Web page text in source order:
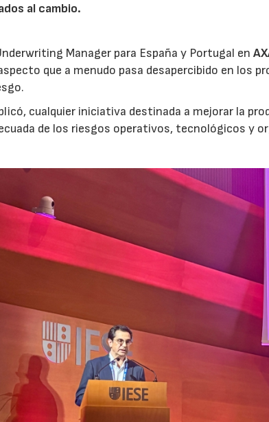
al cambio.
Manager para España y Portugal en
que a menudo pasa desapercibido en los
cualquier iniciativa destinada a mejorar la
de los riesgos operativos, tecnológicos y